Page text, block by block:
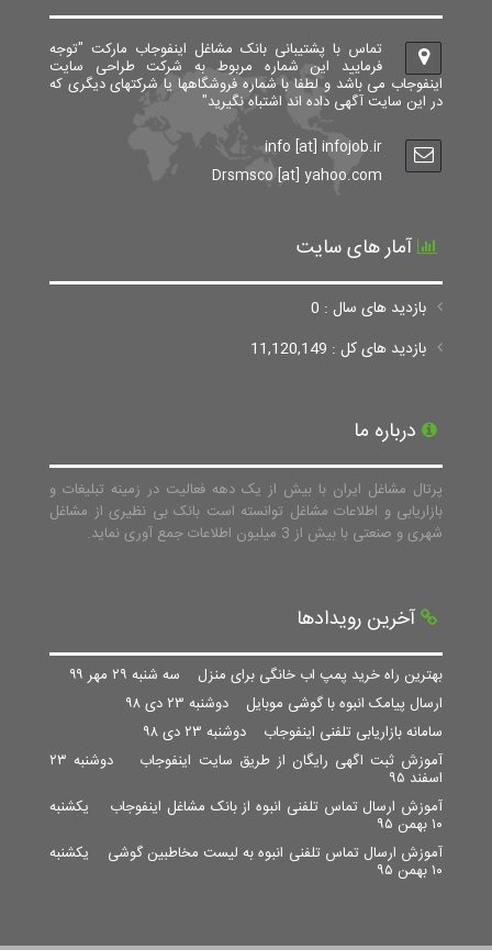
تماس با پشتیبانی بانک مشاغل اینفوجاب مارکت "توجه
فرمایید این شماره مربوط به شرکت طراحی سایت
اینفوجاب می باشد و لطفا با شماره فروشگاهها یا شرکتهای دیگری که
در این سایت آگهی داده اند اشتباه نگیرید"
info [at] infojob.ir
Drsmsco [at] yahoo.com
آمار های سایت
بازدید های سال : 0
بازدید های کل : 11,120,149
درباره ما
پرتال مشاغل ایران با بیش از یک دهه فعالیت در زمینه تبلیغات و
بازاریابی و اطلاعات مشاغل توانسته است بانک بی نظیری از مشاغل
شهری و صنعتی با بیش از 3 میلیون اطلاعات جمع آوری نماید.
آخرین رویدادها
بهترین راه خرید پمپ اب خانگی برای منزل سه شنبه ۲۹ مهر ۹۹
ارسال پیامک انبوه با گوشی موبایل دوشنبه ۲۳ دی ۹۸
سامانه بازاریابی تلفنی اینفوجاب دوشنبه ۲۳ دی ۹۸
آموزش ثبت اگهی رایگان از طریق سایت اینفوجاب
دوشنبه ۲۳
اسفند ۹۵
آموزش ارسال تماس تلفنی انبوه از بانک مشاغل اینفوجاب یکشنبه
۱۰ بهمن ۹۵
آموزش ارسال تماس تلفنی انبوه به لیست مخاطبین گوشی یکشنبه
۱۰ بهمن ۹۵